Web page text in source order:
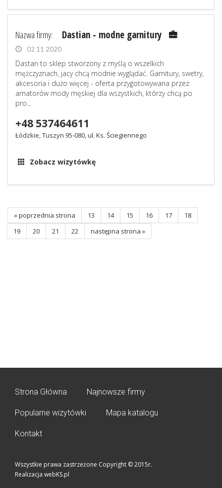
Nazwa firmy: Dastian - modne garnitury
02 11 2020
Dastan to sklep stworzony z myślą o wszelkich
mężczyznach, jacy chcą modnie wyglądać. Garnitury, swetry,
akcesoria i dużo więcej - oferta przygotowywana przez
amatorów mody męskiej dla wszystkich, którzy chcą po
pro...
+48 537464611
Łódzkie, Tuszyn 95-080, ul. Ks. Ściegiennego
Zobacz wizytówkę
« poprzednia strona 13 14 15 16 17
18
19
20 21 22 następna strona »
Strona Główna Najnowsze firmy
Popularne wizytówki Mapa katalogu
Kontakt
Wszystkie prawa zastrzeżone Copyright © 2015r.
Realizacja webKS.pl